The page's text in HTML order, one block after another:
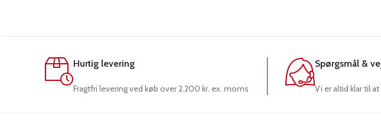
Hurtig levering
Fragtfri levering ved køb over 2.200 kr. ex. moms
Spørgsmål &
Vi er altid klar til